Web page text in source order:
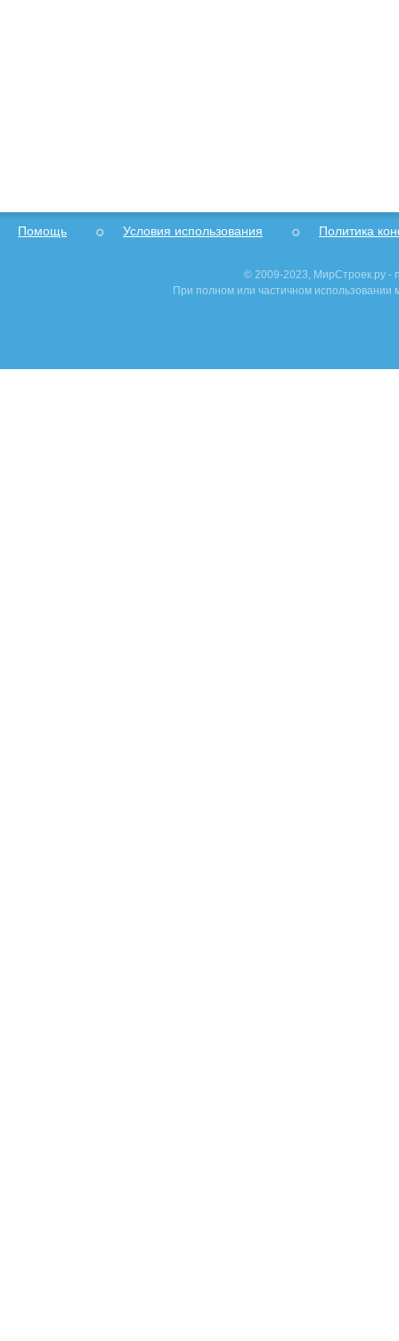
Помощь Условия использования Политика
© 2009-2023, МирСтроек.ру -
При полном или частичном использовании